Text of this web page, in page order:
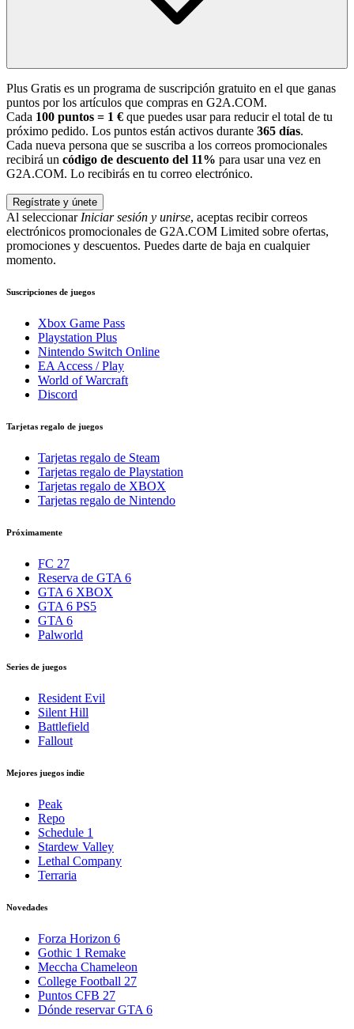
Plus Gratis es un programa de suscripción gratuito en el que ganas
puntos por los artículos que compras en G2A.COM.
Cada 100 puntos = 1 € que puedes usar para reducir el total de tu
próximo pedido. Los puntos están activos durante 365 días.
Cada nueva persona que se suscriba a los correos promocionales
recibirá un código de descuento del 11% para usar una vez en
G2A.COM. Lo recibirás en tu correo electrónico.
Regístrate y únete
Al seleccionar Iniciar sesión y unirse, aceptas recibir correos
electrónicos promocionales de G2A.COM Limited sobre ofertas,
promociones y descuentos. Puedes darte de baja en cualquier
momento.
Suscripciones de juegos
Xbox Game Pass
Playstation Plus
Nintendo Switch Online
EA Access / Play
World of Warcraft
Discord
Tarjetas regalo de juegos
Tarjetas regalo de Steam
Tarjetas regalo de Playstation
Tarjetas regalo de XBOX
Tarjetas regalo de Nintendo
Próximamente
FC 27
Reserva de GTA 6
GTA 6 XBOX
GTA 6 PS5
GTA 6
Palworld
Series de juegos
Resident Evil
Silent Hill
Battlefield
Fallout
Mejores juegos indie
Peak
Repo
Schedule 1
Stardew Valley
Lethal Company
Terraria
Novedades
Forza Horizon 6
Gothic 1 Remake
Meccha Chameleon
College Football 27
Puntos CFB 27
Dónde reservar GTA 6